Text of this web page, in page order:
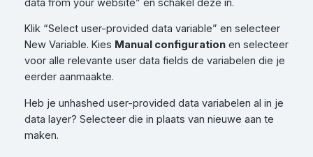
Klik “Select user-provided data variable” en selecteer
New Variable. Kies Manual configurationen selecteer
voor alle relevante user data fields de variabelen die je
eerder aanmaakte.
Heb je unhashed user-provided data variabelen al in je
data layer? Selecteer die in plaats van nieuwe aan te
maken.